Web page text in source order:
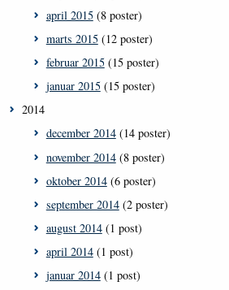
april 2015(8 poster)
marts 2015(12 poster)
februar 2015(15 poster)
januar 2015(15 poster)
2014
december 2014(14 poster)
november 2014(8 poster)
oktober 2014(6 poster)
september 2014(2 poster)
august 2014(1 post)
april 2014(1 post)
januar 2014(1 post)